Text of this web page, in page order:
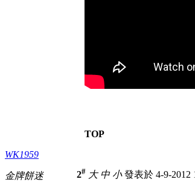
TOP
WK1959
金牌餅迷 2# 大 中 小發表於 4-9-2012